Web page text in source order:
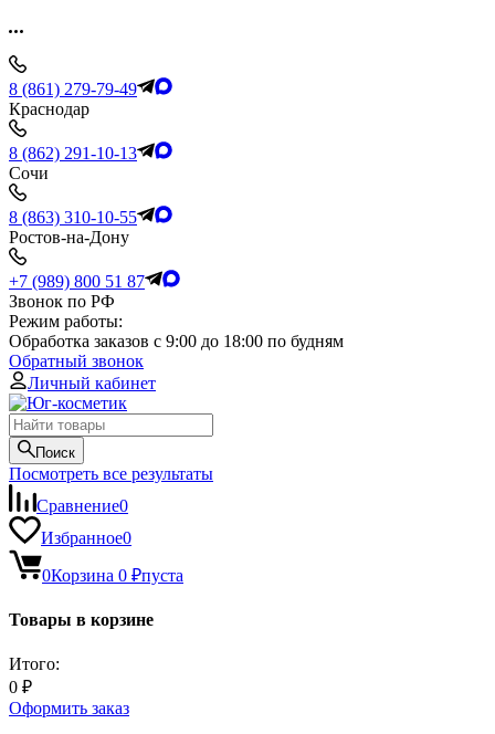
8 (861) 279-79-49
Краснодар
8 (862) 291-10-13
Сочи
8 (863) 310-10-55
Ростов-на-Дону
+7 (989) 800 51 87
Звонок по РФ
Режим работы:
Обработка заказов с 9:00 до 18:00 по будням
Обратный звонок
Личный кабинет
Поиск
Посмотреть все результаты
Сравнение0
Избранное0
0Корзина 0 ₽пуста
Товары в корзине
Итого:
0 ₽
Оформить заказ